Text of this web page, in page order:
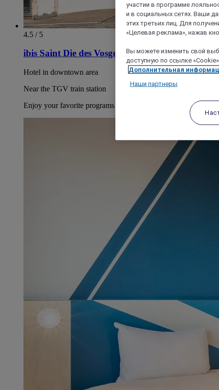
4.5 / 5
ibis Saint Die des Vosges
Hotel in downtown area
Near the TGV train station
Enjoy your favorite programs on our TV in the bedroom
участии в программе
и в социальных сетях. Ваши
этих третьих лиц. Для
«Целевая реклама», нажав
Вы можете изменить свой
доступную по ссылке
Дополнительная
Наши партнеры